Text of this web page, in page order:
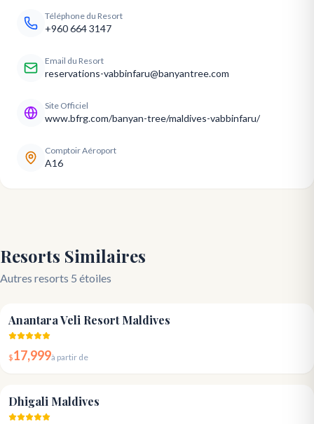
Téléphone du Resort
+960 664 3147
Email du Resort
reservations-vabbinfaru@banyantree.com
Site Officiel
www.bfrg.com/banyan-tree/maldives-vabbinfaru/
Comptoir Aéroport
A16
Resorts Similaires
Autres resorts 5 étoiles
Anantara Veli Resort Maldives
$17,999à partir de
Dhigali Maldives